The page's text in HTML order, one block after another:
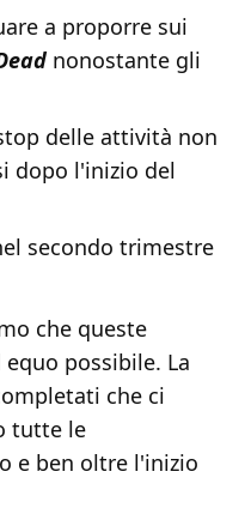
a proporre sui
nonostante gli
delle attività non
dopo l'inizio del
secondo trimestre
che queste
possibile. La
che ci
tutte le
e ben oltre l'inizio